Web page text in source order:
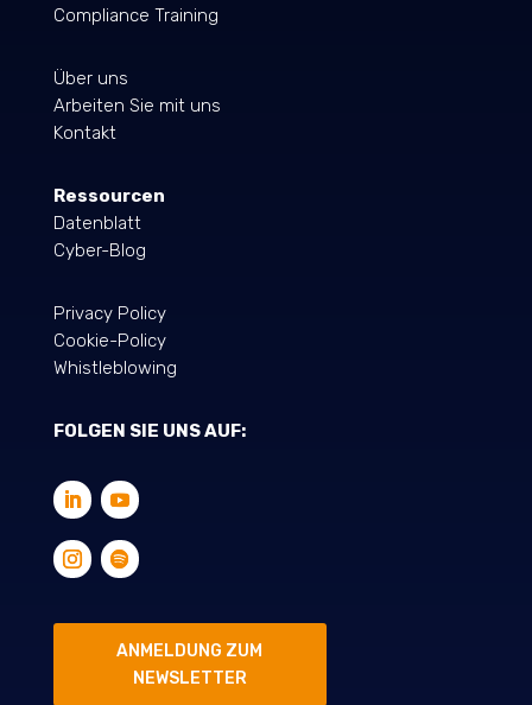
Compliance Training
Über uns
Arbeiten Sie mit uns
Kontakt
Ressourcen
Datenblatt
Cyber-Blog
Privacy Policy
Cookie-Policy
Whistleblowing
FOLGEN SIE UNS AUF:
ANMELDUNG ZUM
NEWSLETTER